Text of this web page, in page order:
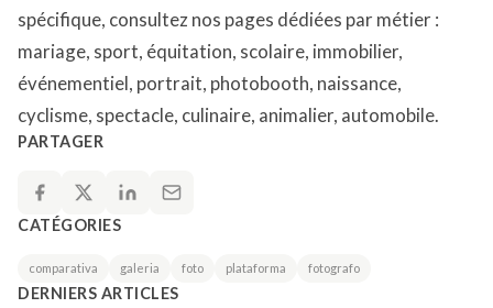
spécifique, consultez nos pages dédiées par métier :
mariage, sport, équitation, scolaire, immobilier,
événementiel, portrait, photobooth, naissance,
cyclisme, spectacle, culinaire, animalier, automobile.
PARTAGER
CATÉGORIES
comparativa galeria foto plataforma fotografo
DERNIERS ARTICLES